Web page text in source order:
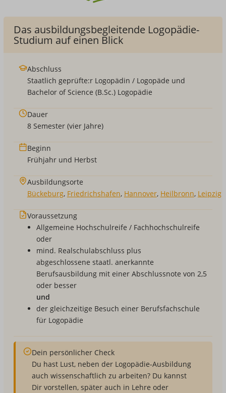
Das ausbildungsbegleitende Logopädie-
Studium auf einen Blick
Abschluss
Staatlich geprüfte:r Logopädin / Logopäde und
Bachelor of Science (B.Sc.) Logopädie
Dauer
8 Semester (vier Jahre)
Beginn
Frühjahr und Herbst
Ausbildungsorte
Bückeburg, Friedrichshafen, Hannover, Heilbronn, Leipzig
Voraussetzung
Allgemeine Hochschulreife / Fachhochschulreife
oder
mind. Realschulabschluss plus
abgeschlossene staatl. anerkannte
Berufsausbildung mit einer Abschlussnote von 2,5
oder besser
und
der gleichzeitige Besuch einer Berufsfachschule
für Logopädie
Dein persönlicher Check
Du hast Lust, neben der Logopädie-Ausbildung
auch wissenschaftlich zu arbeiten? Du kannst
Dir vorstellen, später auch in Lehre oder